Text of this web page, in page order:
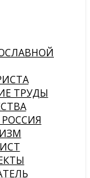
ТРУДЫ